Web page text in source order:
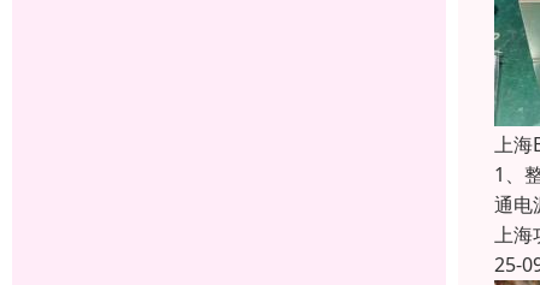
上海
1、
通电
上海
25-